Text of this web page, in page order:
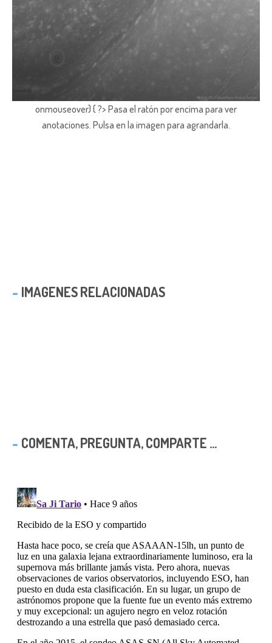
onmouseover) { ?> Pasa el ratón por encima para ver
anotaciones. Pulsa en la imagen para agrandarla.
IMAGENES RELACIONADAS
COMENTA, PREGUNTA, COMPARTE ...